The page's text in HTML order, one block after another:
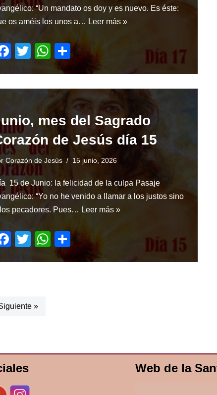
“Un mandato os doy y es nuevo. Es éste:
os améis los unos a… Leer más »
F
b
o
o
k
T
er
W
h
s
A
p
p
S
h
e
mes del Sagrado
de Jesús día 15
Corazón de Jesús 15 junio, 2026
15 de Junio: la felicidad de la culpa Pasaje
“Yo no he venido a llamar a los justos sino
pecadores. Pues… Leer más »
F
b
k
T
W
h
S
h
»
Web de la